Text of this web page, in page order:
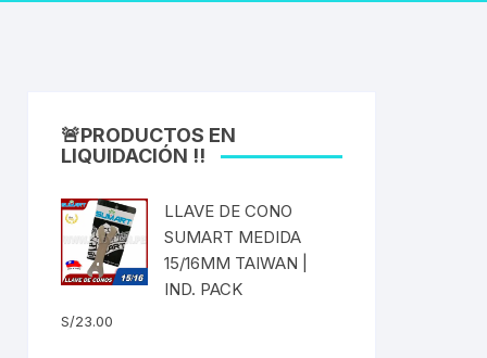
HORQUILLAS
BRACKET DUB/BSA
EXTRACTOR DE
CATALINA/BIELAS
🚨PRODUCTOS EN
LIQUIDACIÓN !!
LLAVE DE CONO
SUMART MEDIDA
15/16MM TAIWAN |
IND. PACK
S/23.00